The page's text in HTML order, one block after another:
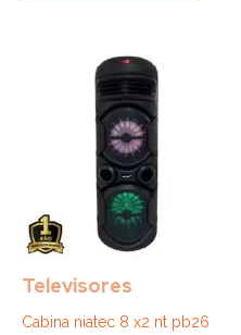
Televisores
Cabina niatec 8 x2 nt pb26